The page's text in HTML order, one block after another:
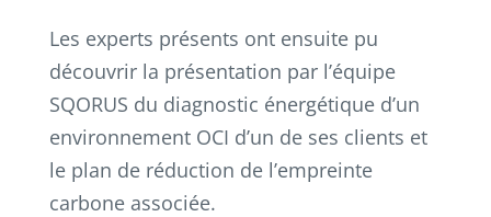
Les experts présents ont ensuite pu
découvrir la présentation par l’équipe
SQORUS du diagnostic énergétique d’un
environnement OCI d’un de ses clients et
le plan de réduction de l’empreinte
carbone associée.